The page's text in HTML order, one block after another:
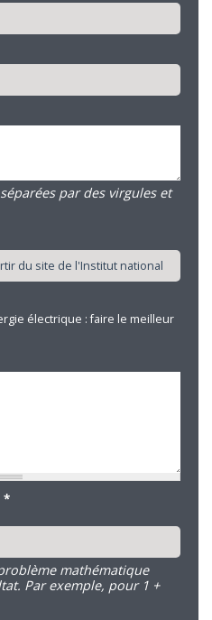
par des virgules et
électrique : faire le meilleur
*
mathématique
Par exemple, pour 1 +